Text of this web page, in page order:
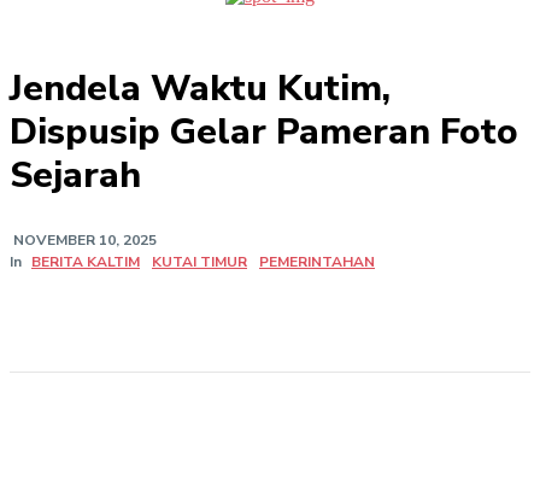
Jendela Waktu Kutim,
Dispusip Gelar Pameran Foto
Sejarah
NOVEMBER 10, 2025
In BERITA KALTIM KUTAI TIMUR PEMERINTAHAN